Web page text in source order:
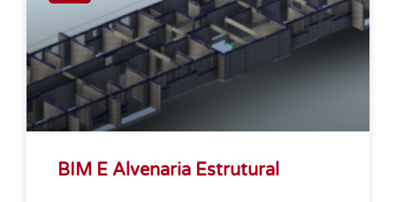
BIM E Alvenaria Estrutural